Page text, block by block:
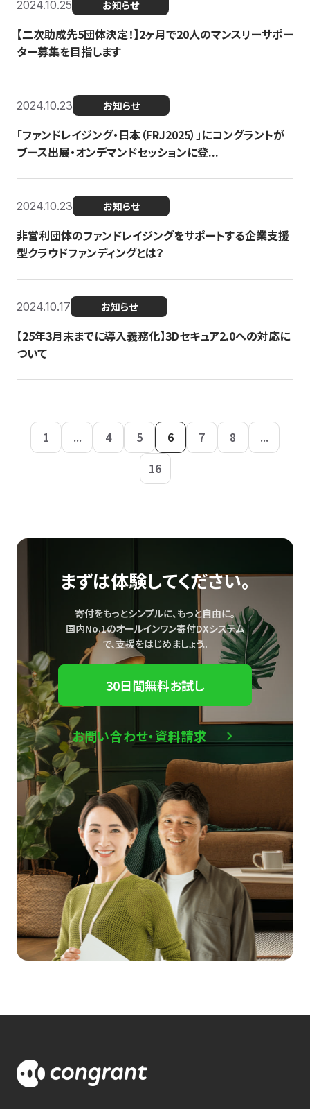
2024.10.25 お知らせ
【二次助成先5団体決定！】2ヶ月で20人のマンスリーサポー
ター募集を目指します
2024.10.23 お知らせ
「ファンドレイジング・日本（FRJ2025）」にコングラントが
ブース出展・オンデマンドセッションに登...
2024.10.23 お知らせ
非営利団体のファンドレイジングをサポートする企業支援
型クラウドファンディングとは？
2024.10.17 お知らせ
【25年3月末までに導入義務化】3Dセキュア2.0への対応に
ついて
1 ... 4 5 6 7 8
...
16
まずは体験してください。
寄付をもっとシンプルに、もっと自由に。
国内No.1のオールインワン寄付DXシステム
で、支援をはじめましょう。
30日間無料お試し
お問い合わせ・資料請求